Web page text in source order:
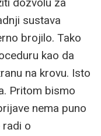
dozvolu za
sustava
brojilo. Tako
kao da
na krovu. Isto
Pritom bismo
nema puno
radi o